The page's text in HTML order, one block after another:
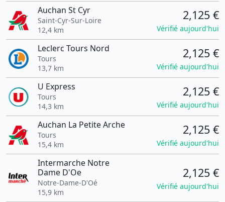
Auchan St Cyr
Saint-Cyr-Sur-Loire
12,4 km
2,125 €
Vérifié aujourd'hui
Leclerc Tours Nord
Tours
13,7 km
2,125 €
Vérifié aujourd'hui
U Express
Tours
14,3 km
2,125 €
Vérifié aujourd'hui
Auchan La Petite Arche
Tours
15,4 km
2,125 €
Vérifié aujourd'hui
Intermarche Notre
Dame D'Oe
Notre-Dame-D'Oé
15,9 km
2,125 €
Vérifié aujourd'hui